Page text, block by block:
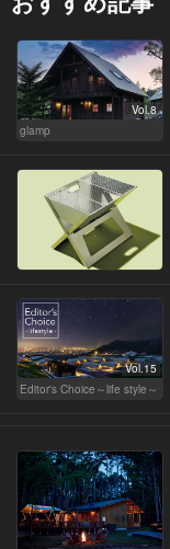
Vol.8
glamp
Vol.15
Editor's Choice～life style～